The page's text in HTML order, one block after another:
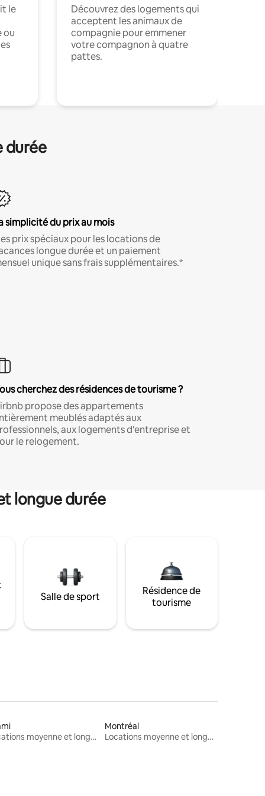
le
ou
Découvrez des logements qui
acceptent les animaux de
compagnie pour emmener
votre compagnon à quatre
pattes.
durée
simplicité du prix au mois
prix spéciaux pour les locations de
longue durée et un paiement
unique sans frais supplémentaires.*
cherchez des résidences de tourisme ?
propose des appartements
meublés adaptés aux
aux logements d'entreprise et
le relogement.
longue durée
Salle de sport
Résidence de
tourisme
Locations moyenne et longue durée
Montréal
Locations moyenne et longue durée